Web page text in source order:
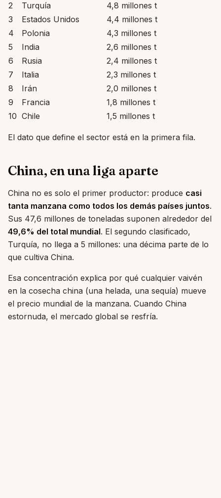
2 Turquía
4,8 millones t
3
Estados Unidos
4,4 millones t
4
Polonia
4,3 millones t
5
India
2,6 millones t
6
Rusia
2,4 millones t
7
Italia
2,3 millones t
8
Irán
2,0 millones t
9
Francia
1,8 millones t
10 Chile 1,5 millones t
El dato que define el sector está en la primera fila.
China, en una liga aparte
China no es solo el primer productor: produce casi
tanta manzana como todos los demás países juntos.
Sus 47,6 millones de toneladas suponen alrededor del
49,6% del total mundial. El segundo clasificado,
Turquía, no llega a 5 millones: una décima parte de lo
que cultiva China.
Esa concentración explica por qué cualquier vaivén
en la cosecha china (una helada, una sequía) mueve
el precio mundial de la manzana. Cuando China
estornuda, el mercado global se resfría.